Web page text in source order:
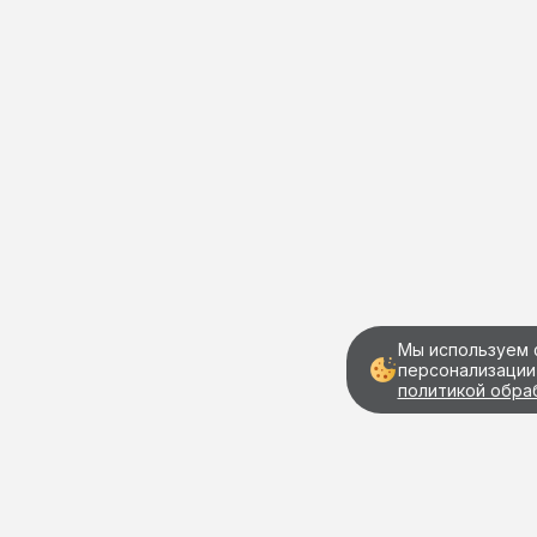
Мы используем
политикой